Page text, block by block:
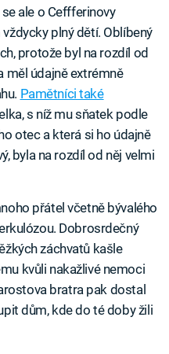
ale o Ceffferinovy
plný dětí. Oblíbený
protože byl na rozdíl od
měl údajně extrémně
Pamětníci také
s níž mu sňatek podle
otec a která si ho údajně
byla na rozdíl od něj velmi
přátel včetně bývalého
Dobrosrdečný
záchvatů kašle
kvůli nakažlivé nemoci
bratra pak dostal
dům, kde do té doby žili